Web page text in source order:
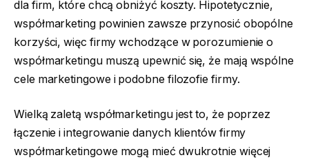
dla firm, które chcą obniżyć koszty. Hipotetycznie,
współmarketing powinien zawsze przynosić obopólne
korzyści, więc firmy wchodzące w porozumienie o
współmarketingu muszą upewnić się, że mają wspólne
cele marketingowe i podobne filozofie firmy.
Wielką zaletą współmarketingu jest to, że poprzez
łączenie i integrowanie danych klientów firmy
współmarketingowe mogą mieć dwukrotnie więcej